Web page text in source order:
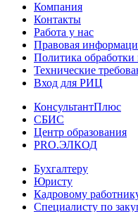
Компания
Контакты
Работа у нас
Правовая
Политика
Технические
Вход для РИЦ
КонсультантПлюс
СБИС
Центр образования
PRO.ЭЛКОД
Бухгалтеру
Юристу
Кадровому
Специалисту по